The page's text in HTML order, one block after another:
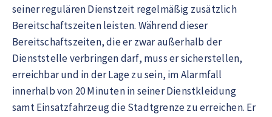
seiner regulären Dienstzeit regelmäßig zusätzlich
Bereitschaftszeiten leisten. Während dieser
Bereitschaftszeiten, die er zwar außerhalb der
Dienststelle verbringen darf, muss er sicherstellen,
erreichbar und in der Lage zu sein, im Alarmfall
innerhalb von 20 Minuten in seiner Dienstkleidung
samt Einsatzfahrzeug die Stadtgrenze zu erreichen. Er